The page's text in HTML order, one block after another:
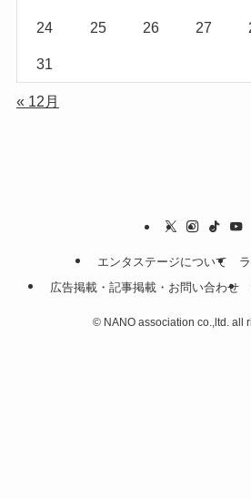
24 25 26 27
31
« 12月
エンタステージについて
広告掲載・記事掲載・お問い合わせ
© NANO association co.,ltd. all